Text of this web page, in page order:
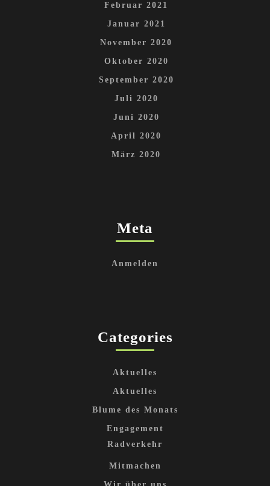
Februar 2021
Januar 2021
November 2020
Oktober 2020
September 2020
Juli 2020
Juni 2020
April 2020
März 2020
Meta
Anmelden
Categories
Aktuelles
Aktuelles
Blume des Monats
Engagement
Radverkehr
Mitmachen